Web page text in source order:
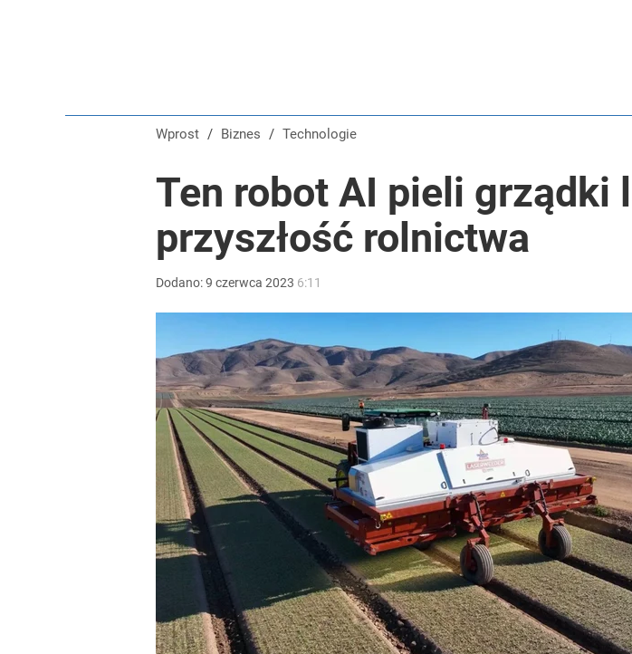
Wprost / Biznes / Technologie
Ten robot AI pieli grządki
przyszłość rolnictwa
Dodano:9 czerwca 2023 6:11